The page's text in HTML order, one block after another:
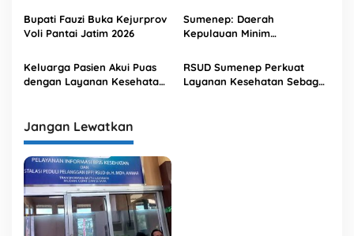
s
Mut
Bupati Fauzi Buka Kejurprov
Voli Pantai Jatim 2026
Sumenep: Daerah
Kepulauan Minim
Keluarga Pasien Akui Puas
dengan Layanan Kesehatan
RSUD Sumenep Perkuat
Layanan Kesehatan Sebagai
Jangan Lewatkan